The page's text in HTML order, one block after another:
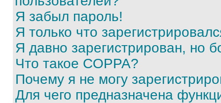
Я забыл пароль!
Я только что
Я давно зарегистрирован, но
Что такое COPPA?
Почему я не могу
Для чего предназначена